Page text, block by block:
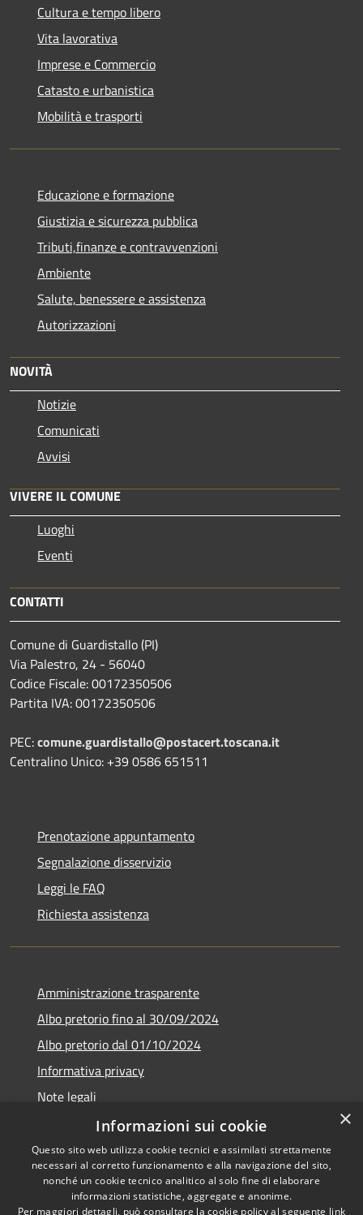
Cultura e tempo libero
Vita lavorativa
Imprese e Commercio
Catasto e urbanistica
Mobilità e trasporti
Educazione e formazione
Giustizia e sicurezza pubblica
Tributi,finanze e contravvenzioni
Ambiente
Salute, benessere e assistenza
Autorizzazioni
NOVITÀ
Notizie
Comunicati
Avvisi
VIVERE IL COMUNE
Luoghi
Eventi
CONTATTI
Comune di Guardistallo (PI)
Via Palestro, 24 - 56040
Codice Fiscale: 00172350506
Partita IVA: 00172350506
PEC:comune.guardistallo@postacert.toscana.it
Centralino Unico: +39 0586 651511
Prenotazione appuntamento
Segnalazione disservizio
Leggi le FAQ
Richiesta assistenza
Amministrazione trasparente
Albo pretorio fino al 30/09/2024
Albo pretorio dal 01/10/2024
Informativa privacy
Note legali
Dichiarazione di accessibilità
RSS
Copyright © 2026 • Comune di
×
Informazioni sui cookie
Questo sito web utilizza cookie tecnici e assimilati strettamente
necessari al corretto funzionamento e alla navigazione del sito,
nonché un cookie tecnico analitico al solo fine di elaborare
informazioni statistiche, aggregate e anonime.
Per maggiori dettagli, può consultare la cookie policy al seguente link